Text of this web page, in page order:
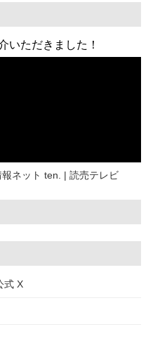
いただきました！
ネット ten. | 読売テレビ
式 X